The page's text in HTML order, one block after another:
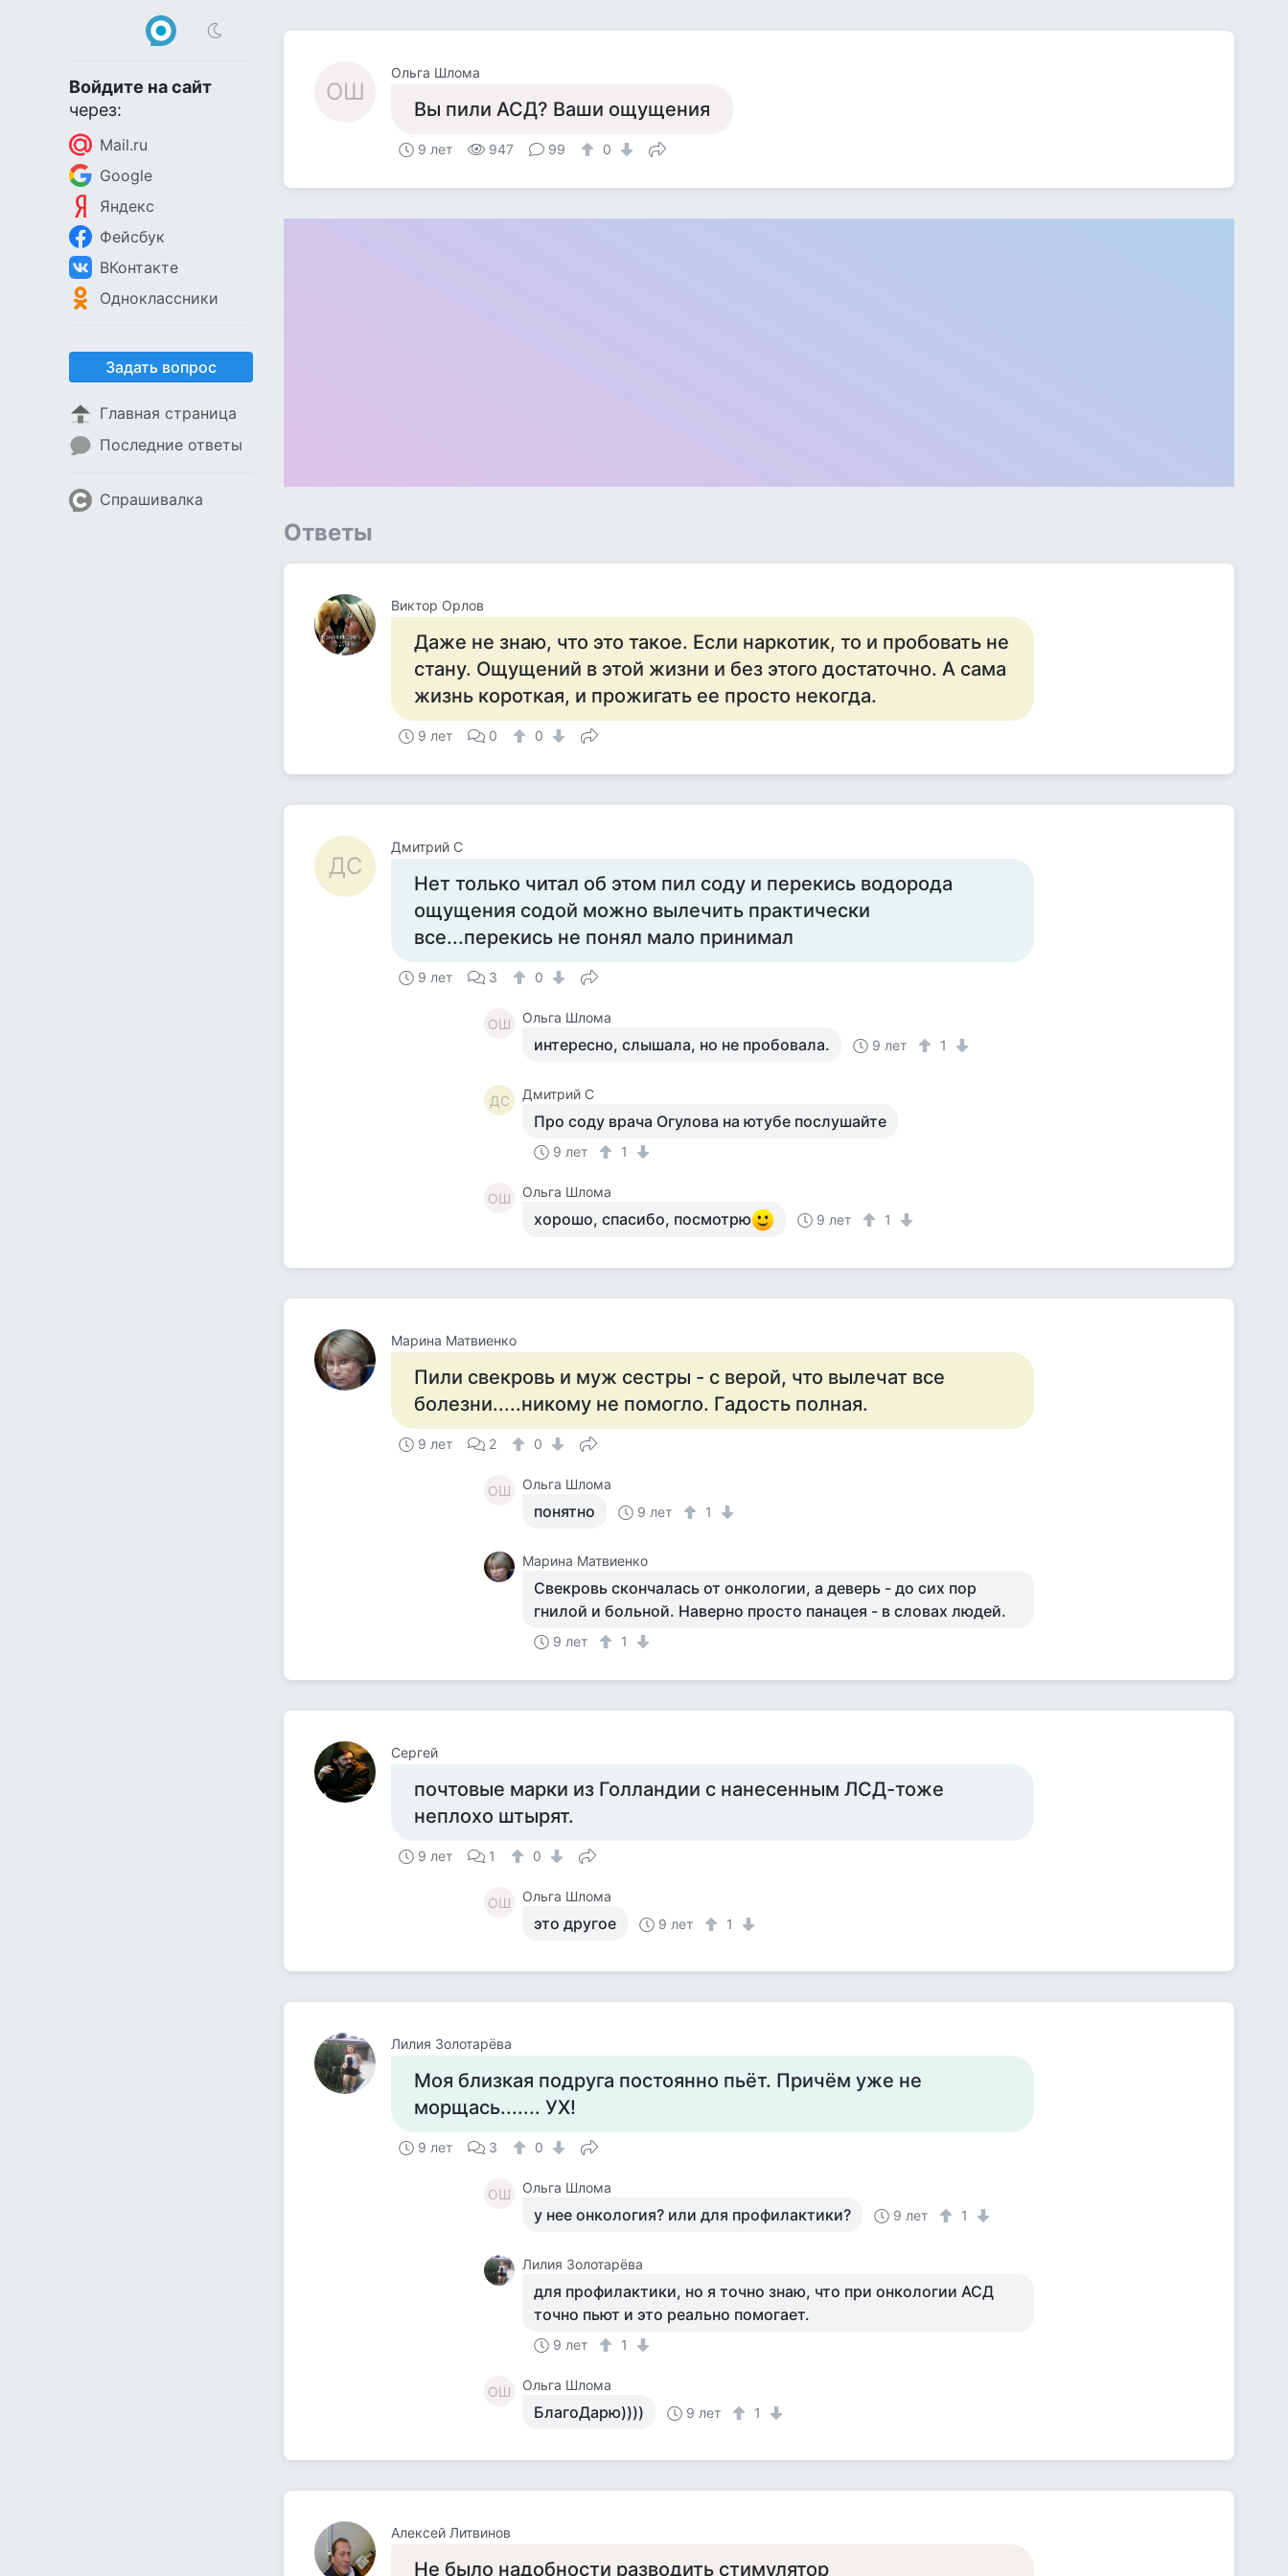
Войдите на сайт
через:
Mail.ru
Google
Яндекс
Фейсбук
ВКонтакте
Одноклассники
Задать вопрос
Главная страница
Последние ответы
Спрашивалка
ОШ
Ольга Шлома
Вы пили АСД? Ваши ощущения
9 лет 947 99 0
Ответы
Виктор Орлов
Даже не знаю, что это такое. Если наркотик, то и пробовать не
стану. Ощущений в этой жизни и без этого достаточно. А сама
жизнь короткая, и прожигать ее просто некогда.
9 лет 0 0
ДС
Дмитрий С
Нет только читал об этом пил соду и перекись водорода
ощущения содой можно вылечить практически
все...перекись не понял мало принимал
9 лет 3 0
ОШ Ольга Шлома
интересно, слышала, но не пробовала. 9 лет 1
ДС Дмитрий С
Про соду врача Огулова на ютубе послушайте
9 лет 1
ОШ Ольга Шлома
хорошо, спасибо, посмотрю 9 лет 1
Марина Матвиенко
Пили свекровь и муж сестры - с верой, что вылечат все
болезни.....никому не помогло. Гадость полная.
9 лет 2 0
ОШ Ольга Шлома
понятно 9 лет 1
Марина Матвиенко
Свекровь скончалась от онкологии, а деверь - до сих пор
гнилой и больной. Наверно просто панацея - в словах людей.
9 лет 1
Сергей
почтовые марки из Голландии с нанесенным ЛСД-тоже
неплохо штырят.
9 лет 1 0
ОШ Ольга Шлома
это другое 9 лет 1
Лилия Золотарёва
Моя близкая подруга постоянно пьёт. Причём уже не
морщась....... УХ!
9 лет 3 0
ОШ Ольга Шлома
у нее онкология? или для профилактики? 9 лет 1
Лилия Золотарёва
для профилактики, но я точно знаю, что при онкологии АСД
точно пьют и это реально помогает.
9 лет 1
ОШ Ольга Шлома
БлагоДарю)))) 9 лет 1
Алексей Литвинов
Не было надобности разводить стимулятор